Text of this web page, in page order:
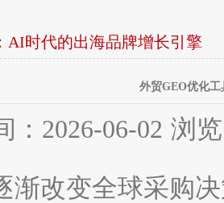
AI时代的出海品牌增长引擎
外贸GEO优化
：2026-06-02 浏
渐改变全球采购